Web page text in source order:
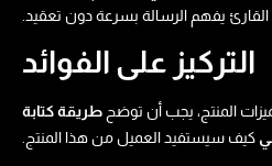
يفهم الرسالة بسرعة دون تعقيد.
التركيز على الفوائد
المنتج، يجب أن توضح طريقة كتابة
كيف سيستفيد العميل من هذا المنتج.